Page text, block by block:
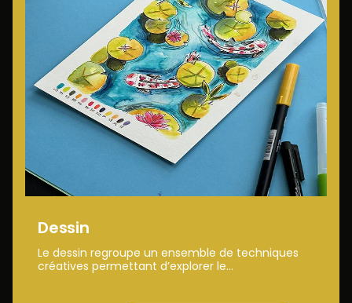
Dessin
Le dessin regroupe un ensemble de techniques
créatives permettant d’explorer le...